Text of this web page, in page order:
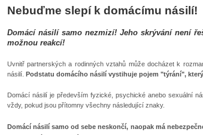
Nebuďme slepí k domácímu násilí!
Domácí násilí samo nezmizí! Jeho skrývání není
možnou reakcí!
Uvnitř partnerských a rodinných vztahů může docházet k
násilí. Podstatu domácího násilí vystihuje pojem "týrání",
Domácí násilí je především fyzické, psychické anebo sexuální
vždy, pokud jsou přítomny všechny následující znaky.
Domácí násilí samo od sebe neskončí, naopak má